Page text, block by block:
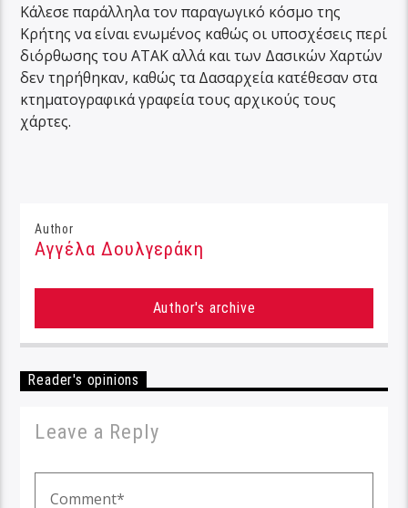
Κάλεσε παράλληλα τον παραγωγικό κόσμο της
Κρήτης να είναι ενωμένος καθώς οι υποσχέσεις περί
διόρθωσης του ΑΤΑΚ αλλά και των Δασικών Χαρτών
δεν τηρήθηκαν, καθώς τα Δασαρχεία κατέθεσαν στα
κτηματογραφικά γραφεία τους αρχικούς τους
χάρτες.
Author
Αγγέλα Δουλγεράκη
Author's archive
Reader's opinions
Leave a Reply